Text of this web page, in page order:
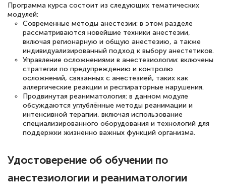
подготовиться к тестированию. Это
книги, методические рекомендации,
статьи. Времени на подготовку
достаточно. Курс помогает пройти
аттестацию в школе. Спасибо!
Евгения Коротких
Знаток города 2 уровня
Спасибо большое Академии! Грамотное,
вежливое сопровождение! Всё чётко и
Программа курса состоит из следующих тематических
модулей:
Современные методы анестезии: в этом разделе
рассматриваются новейшие техники анестезии,
включая регионарную и общую анестезию, а также
индивидуализированный подход к выбору анестетиков.
Управление осложнениями в анестезиологии: включены
стратегии по предупреждению и контролю
осложнений, связанных с анестезией, таких как
аллергические реакции и респираторные нарушения.
Продвинутая реаниматология: в данном модуле
обсуждаются углублённые методы реанимации и
интенсивной терапии, включая использование
специализированного оборудования и технологий для
поддержки жизненно важных функций организма.
Удостоверение об обучении по
анестезиологии и реаниматологии